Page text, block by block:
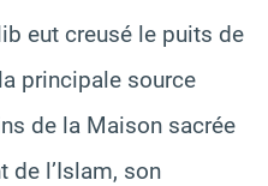
eut creusé le puits de
principale source
de la Maison sacrée
de l’Islam, son